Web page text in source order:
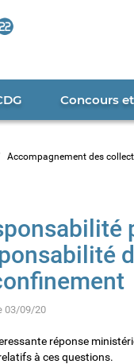
Concours
Accompagnement des
03/09/20
réponse
à ces questions.